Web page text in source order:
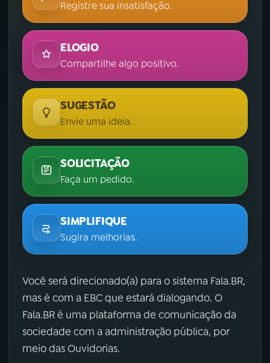
Registre sua insatisfação.
ELOGIO
Compartilhe algo positivo.
SUGESTÃO
Envie uma ideia.
SOLICITAÇÃO
Faça um pedido.
SIMPLIFIQUE
Sugira melhorias.
Você será direcionado(a) para o sistema Fala.BR,
mas é com a EBC que estará dialogando. O
Fala.BR é uma plataforma de comunicação da
sociedade com a administração pública, por
meio das Ouvidorias.